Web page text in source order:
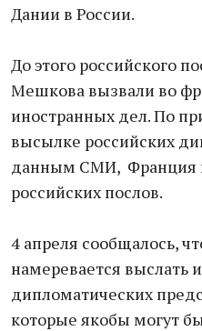
Дании в России.
До этого российского
Мешкова вызвали во
иностранных дел. По
высылке российских
данным СМИ, Франция
российских послов.
4 апреля сообщалось,
намеревается выслать
дипломатических
которые якобы могут